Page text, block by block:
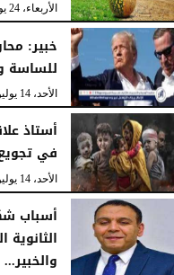
الأربعاء، 24 يوليو 2024
خبير:
للساسة
الأحد، 14 يوليو 2024
أستاذ
في
الأحد، 14 يوليو 2024
أسباب
والخبير...